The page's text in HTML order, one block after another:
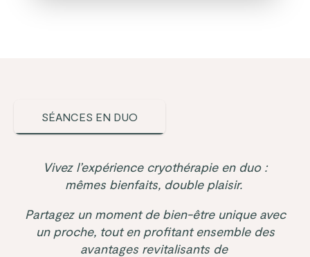
SÉANCES EN DUO
Vivez l’expérience cryothérapie en duo :
mêmes bienfaits, double plaisir.
Partagez un moment de bien-être unique avec
un proche, tout en profitant ensemble des
avantages revitalisants de